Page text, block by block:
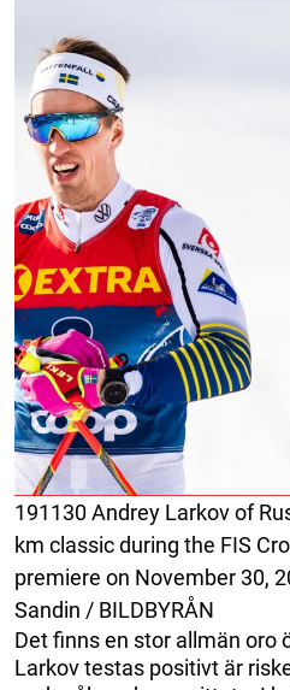
191130 Andrey Larkov of
km classic during the FIS
premiere on November 30,
Sandin / BILDBYRÅN
Det finns en stor allmän oro
Larkov testas positivt är